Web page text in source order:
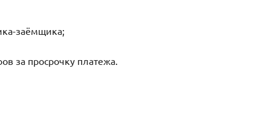
заёмщика;
за просрочку платежа.